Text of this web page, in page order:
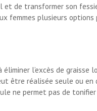
de transformer son
femmes plusieurs options
l’excès de graisse
être réalisée seule ou en
ne permet pas de